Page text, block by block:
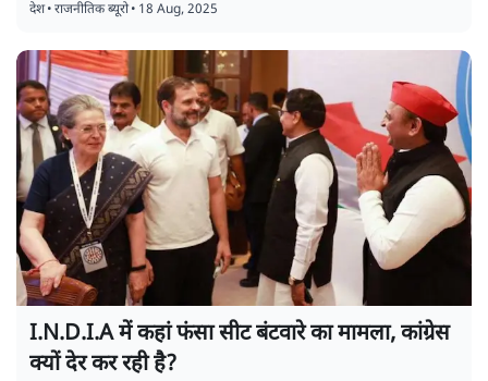
देश•राजनीतिक ब्यूरो• 18 Aug, 2025
I.N.D.I.A में कहां फंसा सीट बंटवारे का मामला, कांग्रेस
क्यों देर कर रही है?